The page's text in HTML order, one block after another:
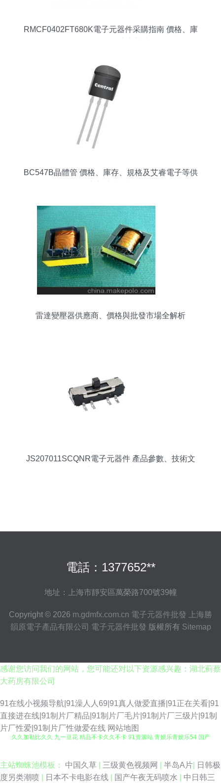
RMCF0402FT680K電子元器件采購指南 價格、庫
BC547B晶體管 價格、庫存、規格及艾睿電子等供
雷達變壓器供應商、價格與批發市場全解析
JS207011SCQNR電子元器件 產品參數、技術文
電話：1377652**
地址：上海市靜安區萬榮路700號39幢
Copyright © 2026 m.gdmfx.com.cn 電子元器件批發
上海勝
韻原電子產品有限公司 電子元器件批發 版權所有 Sitemap
感谢您访问我们的网站，您可能还对以下资源感兴趣：湖北蓟蔡
大药房有限公司
91在线小视频导航|91澡人人69|91真人做爱直播|91正在关看|91
直接进在线|91制片厂精品|91制片厂毛片|91制片厂三级片|91制
片厂性爱|91制片厂性做爱在线 网站地图
久久加勒比久久 九一豆花 精品不卡久久不卡 91资源站 青娱乐青娱乐54 国产
主站蜘蛛池模板： 中国久草 三级黄色视频网 半岛A片
日韩极
度另类潮喷
日本不卡电影在线 国产午夜无码喷水 中日韩三